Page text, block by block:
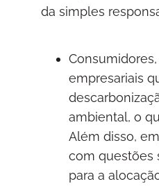
da simples
empresariais
ambiental, o
Além disso,
com questões
para a